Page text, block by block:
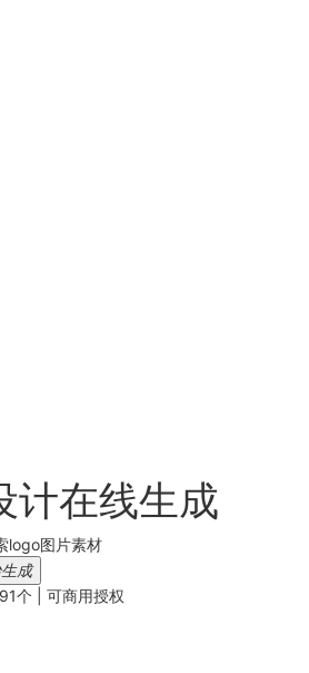
计在线生成
logo图片素材
成
个 | 可商用授权